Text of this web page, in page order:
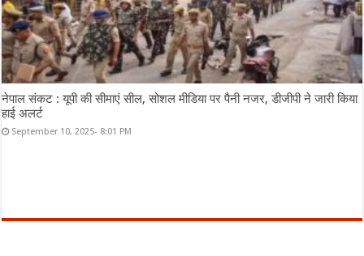
नेपाल संकट : यूपी की सीमाएं सील, सोशल मीडिया पर पैनी नजर, डीजीपी ने जारी किया
हाई अलर्ट
September 10, 2025- 8:01 PM